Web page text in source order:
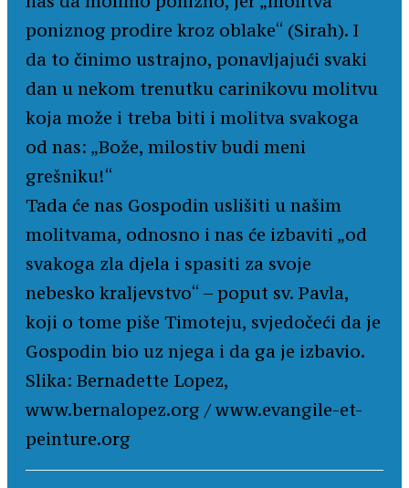
poniznog prodire kroz oblake“ (Sirah). I
da to činimo ustrajno, ponavljajući svaki
dan u nekom trenutku carinikovu molitvu
koja može i treba biti i molitva svakoga
od nas: „Bože, milostiv budi meni
grešniku!“
Tada će nas Gospodin uslišiti u našim
molitvama, odnosno i nas će izbaviti „od
svakoga zla djela i spasiti za svoje
nebesko kraljevstvo“ – poput sv. Pavla,
koji o tome piše Timoteju, svjedočeći da je
Gospodin bio uz njega i da ga je izbavio.
Slika: Bernadette Lopez,
www.bernalopez.org / www.evangile-et-
peinture.org